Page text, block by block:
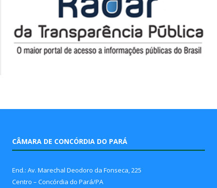
CÂMARA DE CONCÓRDIA DO PARÁ
End.: Av. Marechal Deodoro da Fonseca, 225
Centro – Concórdia do Pará/PA